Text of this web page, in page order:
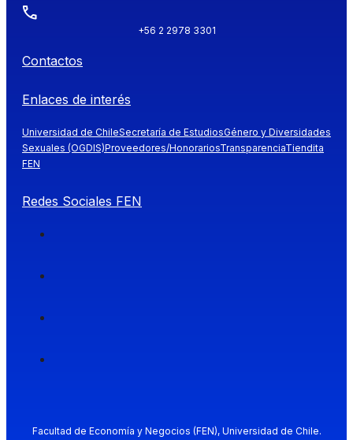
+56 2 2978 3301
Contactos
Enlaces de interés
Universidad de ChileSecretaría de EstudiosGénero y Diversidades
Sexuales (OGDIS)Proveedores/HonorariosTransparenciaTiendita
FEN
Redes Sociales FEN
Facultad de Economía y Negocios (FEN), Universidad de Chile.